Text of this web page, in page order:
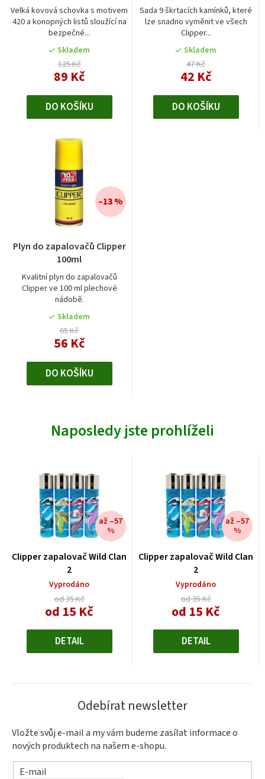
Velká kovová schovka s motivem
420 a konopných listů sloužící na
bezpečné...
Skladem
125 Kč
89 Kč
DO KOŠÍKU
Sada 9 škrtacích kamínků, které
lze snadno vyměnit ve všech
Clipper...
Skladem
47 Kč
42 Kč
DO KOŠÍKU
Plyn do zapalovačů Clipper
100ml
Kvalitní plyn do zapalovačů
Clipper ve 100 ml plechové
nádobě.
Skladem
65 Kč
56 Kč
–13 %
DO KOŠÍKU
Naposledy jste prohlíželi
Clipper zapalovač Wild Clan
2
Vyprodáno
od 35 Kč
až –57
%
od 15 KčMěrná
DETAIL
Clipper zapalovač Wild Clan
2
Vyprodáno
od 35 Kč
až –57
%
od 15 KčMěrná
DETAIL
Odebírat newsletter
Vložte svůj e-mail a my vám budeme zasílat informace o
nových produktech na našem e-shopu.
E-mail